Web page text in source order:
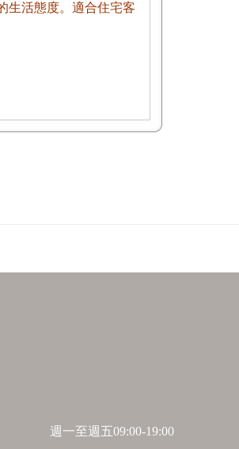
生活態度。適合住宅客
週一至週五09:00-19:00